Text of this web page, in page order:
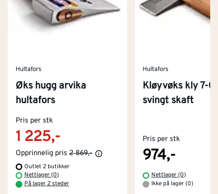
Hultafors
Øks hugg arvika
hultafors
Pris per stk
1 225,-
Opprinnelig pris 2 869,-
Outlet 2 butikker
Nettlager (0)
På lager 2 steder
Hultafors
Kløyvøks kly 7-
svingt skaft
Pris per stk
974,-
Nettlager (0)
Ikke på lager (0)
Kjøpsbetingelser
Betaling
Kontakt oss
Tjenester
Montér Klubb
Om Montér
Byggevarehus og åpningstider
Prismatch